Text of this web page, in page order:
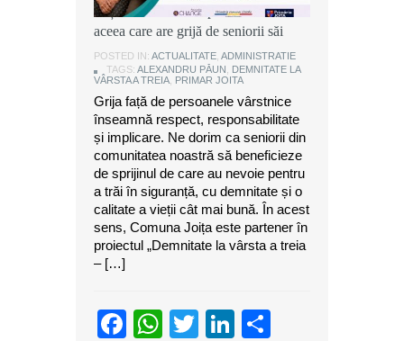
Joița: O comunitate puternică este
aceea care are grijă de seniorii săi
POSTED IN: ACTUALITATE ADMINISTRATIE
TAGS: ALEXANDRU PĂUN
DEMNITATE LA
VÂRSTA A TREIA PRIMAR JOITA
Grija față de persoanele vârstnice
înseamnă respect, responsabilitate
și implicare. Ne dorim ca seniorii din
comunitatea noastră să beneficieze
de sprijinul de care au nevoie pentru
a trăi în siguranță, cu demnitate și o
calitate a vieții cât mai bună. În acest
sens, Comuna Joița este partener în
proiectul „Demnitate la vârsta a treia
– […]
Facebook
WhatsApp
TwitterLinkedIn